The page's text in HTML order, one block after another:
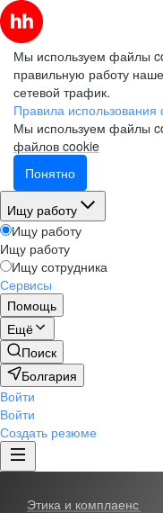
Мы используем файлы
правильную работу
сетевой трафик.
Правила
Мы используем файлы
файлов cookie
Понятно
Ищу работу
Ищу работу
Ищу работу
Ищу сотрудника
Сервисы
Помощь
Ещё
Поиск
Болгария
Войти
Войти
Создать резюме
Этика и комплаенс